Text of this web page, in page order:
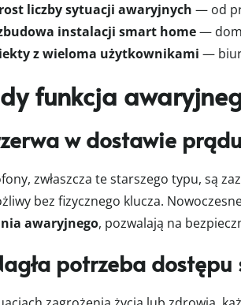
liczby sytuacji awaryjnych — od
instalacji smart home—
z wieloma użytkownikami —
funkcja
w dostawie prądu
zwłaszcza te starszego typu, są
bez fizycznego klucza.
awaryjnego, pozwalają na
potrzeba dostępu